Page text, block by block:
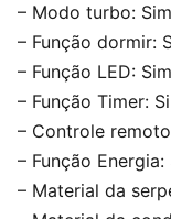
– Modo turbo: Sim
– Função dormir:
– Função LED: Sim
– Função Timer:
– Controle
– Função Energia:
– Material da